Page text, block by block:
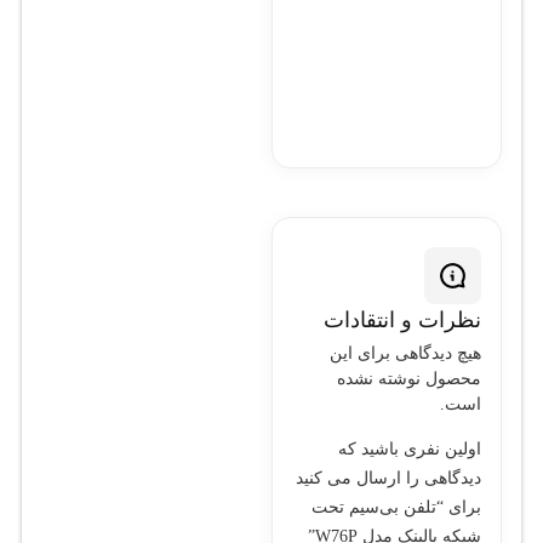
Provisioning)
اتصال به شبکه:
پشتیبانی از DHCP،
نظرات و انتقادات
هیچ دیدگاهی برای این
محصول نوشته نشده
است.
اولین نفری باشید که
دیدگاهی را ارسال می کنید
برای “تلفن بی‌سیم تحت
شبکه یالینک مدل W76P”